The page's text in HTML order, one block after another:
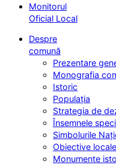
Monitorul
Oficial Local
Despre
comună
Prezentare
Monografia
Istoric
Populația
Strategia de
Însemnele
Simbolurile
Obiective locale
Monumente